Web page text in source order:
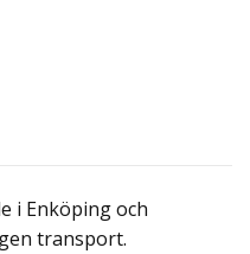
i Enköping och
transport.